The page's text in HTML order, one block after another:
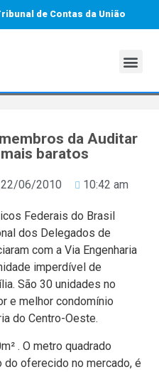
de Contas da União
da Auditar
baratos
22/06/2010 10:42 am
Federais do Brasil
dos Delegados de
com a Via Engenharia
imperdível de
São 30 unidades no
e melhor condomínio
do Centro-Oeste.
. O metro quadrado
do oferecido no mercado, é